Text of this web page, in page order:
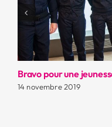
Bravo à toutes les
11 juin 2019